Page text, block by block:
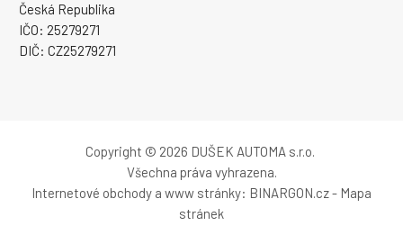
Česká Republika
IČO: 25279271
DIČ: CZ25279271
Copyright © 2026 DUŠEK AUTOMA s.r.o.
Všechna práva vyhrazena.
Internetové obchody a www stránky: BINARGON.cz- Mapa
stránek